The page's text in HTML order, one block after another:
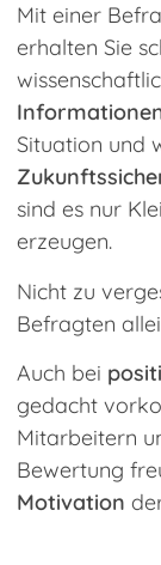
Mit einer
erhalten Sie
Situation und
sind es nur
erzeugen.
Nicht zu
Befragten
Auch bei
gedacht
Mitarbeitern
Bewertung
Motivation